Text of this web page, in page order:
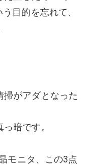
目的を忘れて、
掃がアダとなった
暗です。
モニタ、この3点